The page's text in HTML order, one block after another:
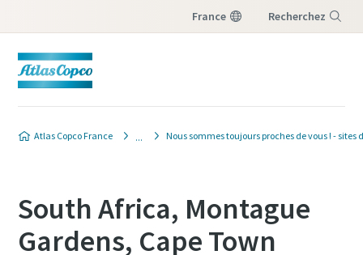
France Recherchez
Atlas Copco France Nous sommes toujours proches de vous ! - sites
South Africa, Montague
Gardens, Cape Town